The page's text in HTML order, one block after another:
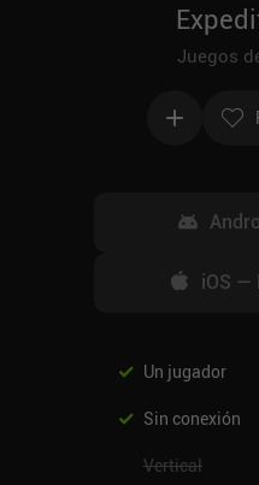
Juegos
iOS —
Un jugador
Sin conexión
Vertical